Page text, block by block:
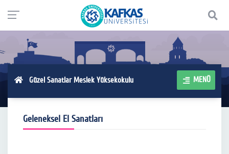
Güzel Sanatlar Meslek Yüksekokulu MENÜ
Geleneksel El Sanatları